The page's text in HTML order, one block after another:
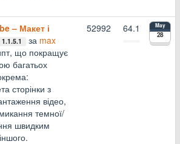
– Макет і
1.1.5.1 за max
що покращує
багатьох
сторінки з
відео,
темної/
швидким
52992 64.1 May
28